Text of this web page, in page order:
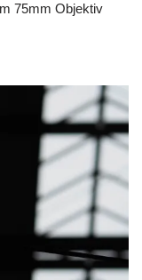
75mm Objektiv